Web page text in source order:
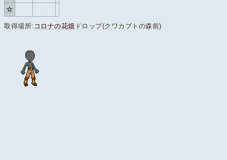
☆
取得場所: コロナの花畑 ドロップ(クワカブトの森前)